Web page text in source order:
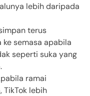
lebih daripada
terus
semasa apabila
seperti suka yang
ramai
TikTok lebih